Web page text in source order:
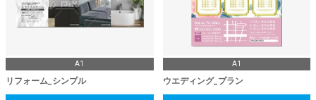
A1
リフォーム_シンプル
A1
ウエディング_プラン